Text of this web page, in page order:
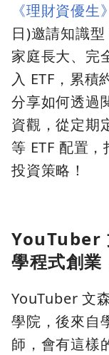
《理財資優生》
日)邀請知識
家庭長大、完
入 ETF，累積
分享如何透過
資觀，從定期
等 ETF 配置
投資策略！
YouTuber
學程式創業
YouTuber 文
學院，後來自
師，會有這樣